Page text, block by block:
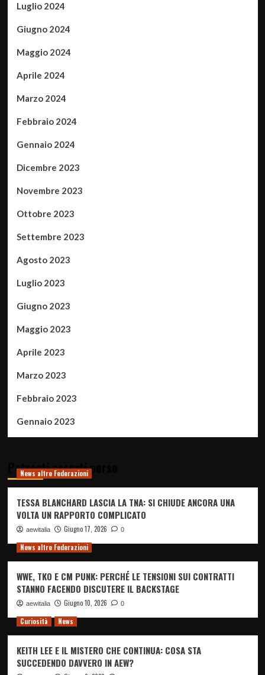
Luglio 2024
Giugno 2024
Maggio 2024
Aprile 2024
Marzo 2024
Febbraio 2024
Gennaio 2024
Dicembre 2023
Novembre 2023
Ottobre 2023
Settembre 2023
Agosto 2023
Luglio 2023
Giugno 2023
Maggio 2023
Aprile 2023
Marzo 2023
Febbraio 2023
Gennaio 2023
Potresti esserti perso
News altre Federazioni
TESSA BLANCHARD LASCIA LA TNA: SI CHIUDE ANCORA UNA
VOLTA UN RAPPORTO COMPLICATO
aewitalia Giugno 17, 2026 0
News altre Federazioni
WWE, TKO E CM PUNK: PERCHÉ LE TENSIONI SUI CONTRATTI
STANNO FACENDO DISCUTERE IL BACKSTAGE
aewitalia Giugno 10, 2026 0
Curiosità News
KEITH LEE E IL MISTERO CHE CONTINUA: COSA STA
SUCCEDENDO DAVVERO IN AEW?